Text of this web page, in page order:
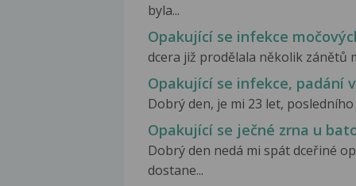
byla...
Opakující se infekce
dcera již prodělala několik zánětů
Opakující se infekce, padání
Dobrý den, je mi 23 let,
Opakující se ječné zrna u
Dobrý den nedá mi spát dceřiné
dostane...